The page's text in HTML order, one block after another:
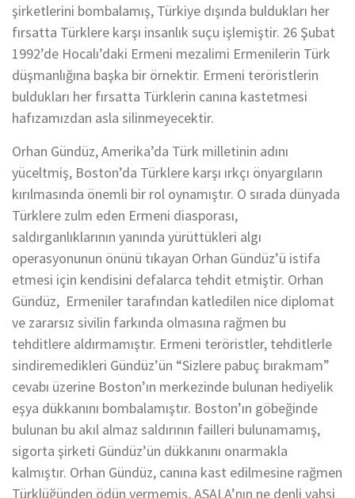
şirketlerini bombalamış, Türkiye dışında buldukları her
fırsatta Türklere karşı insanlık suçu işlemiştir. 26 Şubat
1992’de Hocalı’daki Ermeni mezalimi Ermenilerin Türk
düşmanlığına başka bir örnektir. Ermeni teröristlerin
buldukları her fırsatta Türklerin canına kastetmesi
hafızamızdan asla silinmeyecektir.
Orhan Gündüz, Amerika’da Türk milletinin adını
yüceltmiş, Boston’da Türklere karşı ırkçı önyargıların
kırılmasında önemli bir rol oynamıştır. O sırada dünyada
Türklere zulm eden Ermeni diasporası,
saldırganlıklarının yanında yürüttükleri algı
operasyonunun önünü tıkayan Orhan Gündüz’ü istifa
etmesi için kendisini defalarca tehdit etmiştir. Orhan
Gündüz, Ermeniler tarafından katledilen nice diplomat
ve zararsız sivilin farkında olmasına rağmen bu
tehditlere aldırmamıştır. Ermeni teröristler, tehditlerle
sindiremedikleri Gündüz’ün “Sizlere pabuç bırakmam”
cevabı üzerine Boston’ın merkezinde bulunan hediyelik
eşya dükkanını bombalamıştır. Boston’ın göbeğinde
bulunan bu akıl almaz saldırının failleri bulunamamış,
sigorta şirketi Gündüz’ün dükkanını onarmakla
kalmıştır. Orhan Gündüz, canına kast edilmesine rağmen
Türklüğünden ödün vermemiş, ASALA’nın ne denli vahşi